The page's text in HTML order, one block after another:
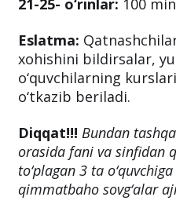
21-25- o‘rinlar: 100
Eslatma:
xohishini bildirsalar,
o‘quvchilarning
o‘tkazib beriladi.
Diqqat!!! Bundan
orasida fani va sinfidan
to‘plagan 3 ta
qimmatbaho sovg‘alar